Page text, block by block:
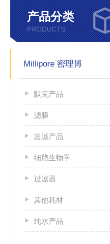
产品分类
PRODUCTS
Millipore 密理博
默克产品
滤膜
超滤产品
细胞生物学
过滤器
其他耗材
纯水产品